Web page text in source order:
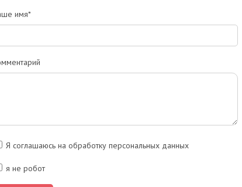
имя*
Я соглашаюсь на обработку персональных данных
я не робот